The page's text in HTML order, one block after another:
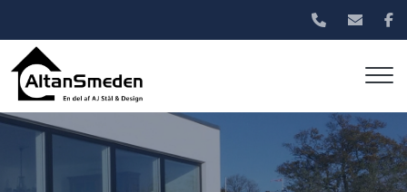
hovedindhold